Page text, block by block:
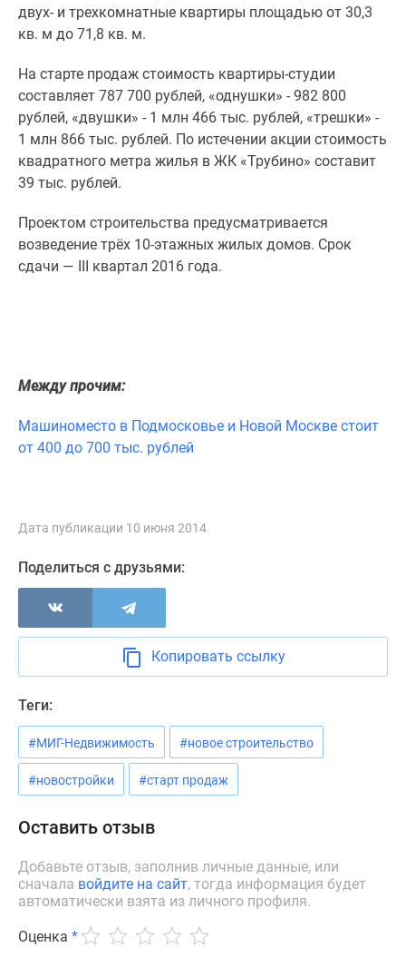
Студии
комнатные
комнатные
Квартиры
Ипотечный
калькулятор
Семейная
Медиа
Новости
Аналитика
Покупателю
Эксперты
проекте
Контакты
Реклама
Дзен
Машино-
места
Апартаменты
#траншевая
двух- и трехкомнатные квартиры площадью от 30,3
кв. м до 71,8 кв. м.
На старте продаж стоимость квартиры-студии
составляет 787 700 рублей, «однушки» - 982 800
рублей, «двушки» - 1 млн 466 тыс. рублей, «трешки» -
1 млн 866 тыс. рублей. По истечении акции стоимость
квадратного метра жилья в ЖК «Трубино» составит
39 тыс. рублей.
Проектом строительства предусматривается
возведение трёх 10-этажных жилых домов. Срок
сдачи — III квартал 2016 года.
Между прочим:
Машиноместо в Подмосковье и Новой Москве стоит
от 400 до 700 тыс. рублей
Дата публикации 10 июня 2014
Поделиться с друзьями:
Копировать ссылку
Теги:
#МИГ-Недвижимость #новое строительство
#новостройки #старт продаж
Оставить отзыв
Добавьте отзыв, заполнив личные данные, или
сначала войдите на сайт, тогда информация будет
автоматически взята из личного профиля.
Оценка *